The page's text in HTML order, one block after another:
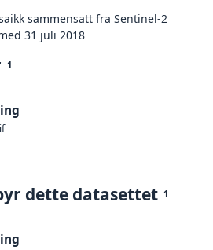
sammensatt fra Sentinel-2
31 juli 2018
1
dette datasettet 1